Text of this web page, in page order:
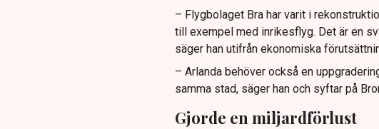
– Flygbolaget Bra har varit i
till exempel med inrikesflyg. Det är en
säger han utifrån ekonomiska
– Arlanda behöver också en
samma stad, säger han och syftar på
Gjorde en miljardförlust